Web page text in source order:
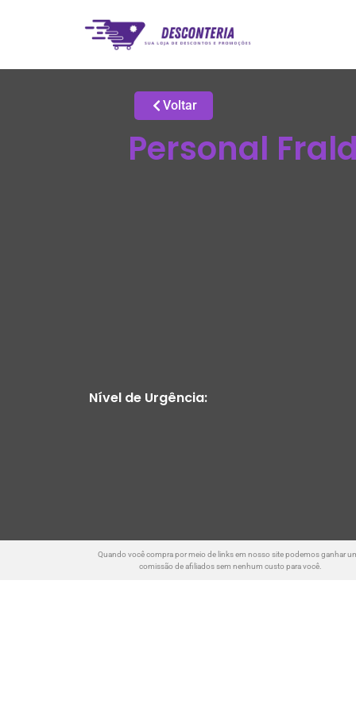
Voltar
Personal
Nível de Urgência:
Quando você compra por meio de links em nosso site podemos ganhar
comissão de afiliados sem nenhum custo para você.